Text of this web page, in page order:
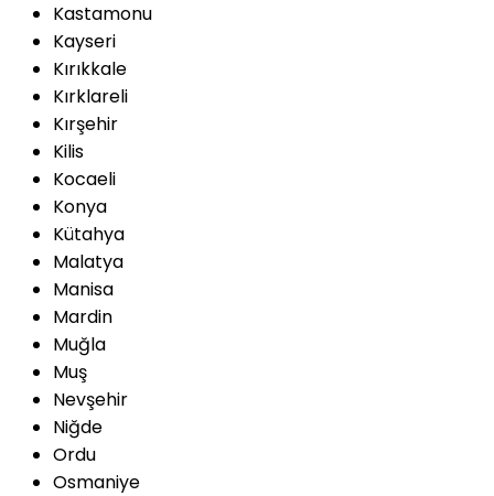
Kastamonu
Kayseri
Kırıkkale
Kırklareli
Kırşehir
Kilis
Kocaeli
Konya
Kütahya
Malatya
Manisa
Mardin
Muğla
Muş
Nevşehir
Niğde
Ordu
Osmaniye